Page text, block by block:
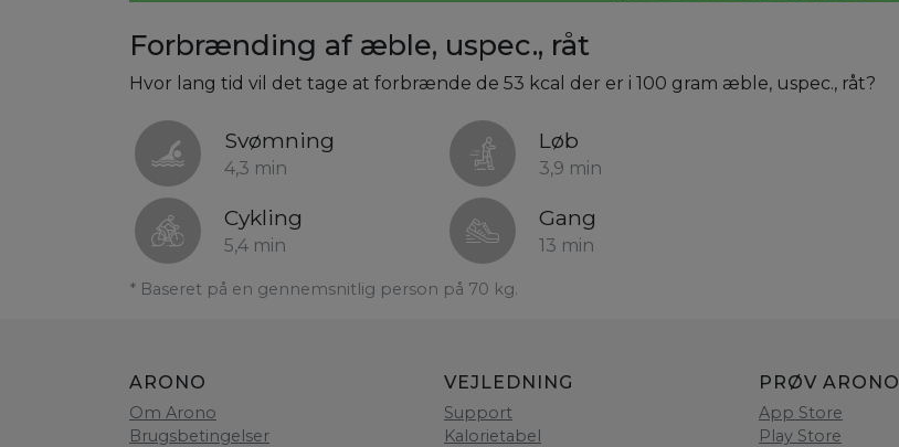
Forbrænding af æble, uspec., råt
Hvor lang tid vil det tage at forbrænde de 53 kcal der er i 100 gram æble, uspec., råt?
Svømning
4,3 min
Løb
3,9 min
Cykling
5,4 min
Gang
13 min
* Baseret på en gennemsnitlig person på 70 kg.
ARONO
Om Arono
Brugsbetingelser
VEJLEDNING
Support
Kalorietabel
PRØV ARONO
App Store
Play Store